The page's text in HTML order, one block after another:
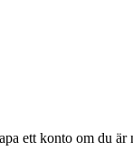
ett konto om du är